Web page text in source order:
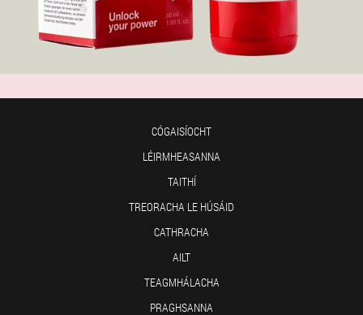
CÓGAISÍOCHT
LÉIRMHEASANNA
TAITHÍ
TREORACHA LE HÚSÁID
CATHRACHA
AILT
TEAGMHÁLACHA
PRAGHSANNA